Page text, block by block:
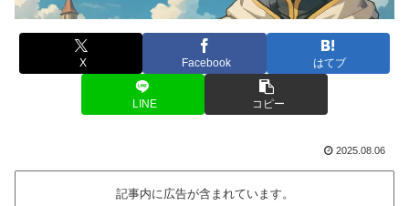
X Facebook はてブ
LINE コピー
2025.08.06
記事内に広告が含まれています。